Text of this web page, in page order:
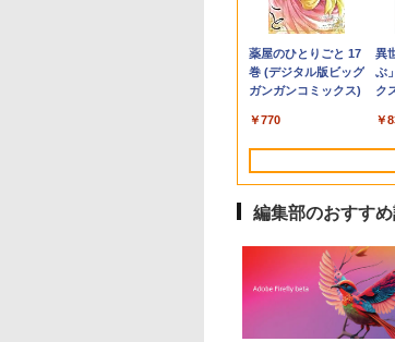
H&B 搭載｜中古 ノー
トパソコン
Windows11 Office付
｜スペック Core i5 第
7世代 メモリ 8GB 大
容量 HDD 500GB テ
ンキー DVDドライブ
ノートパソコン 中古
￥19,800
【
【
通
7世
リ
fi/
中
コ
￥
i5・16GB・SSD256GB
｜DELL OptiPlex 3280
IPSフルHD｜Windows11
SSD 256GB｜DVD±RW｜
5GHz対応｜Bluetooth｜
トップパソコン｜中古PC
￥50,800
ンチ IPS液晶 小型 LED
バックライト モバイル
ディスプレイ ゲーミン
グモニター デュアルデ
ィスプレイ スマホ
Android iPhone iPad
1年保証 日本語説明書
￥8,990
/
ゲ
パ
沢
￥
ミルク M!LK MILK
￥5,180
￥
Anker Soundcore
P40i オフホワイト
￥
BRUCE WAYNE feat.
Flo Milli, ATL Jacob
[Explicit]
￥250 ￥
by Amazon 天然水
ラベルレス 500ml
×24本 富士山の天然
ミネラルウォーター
ペットボトル 静岡県
(Smart Basic)
￥1,380
【
定
2L
￥
薬屋のひとりごと 17
巻 (デジタル版ビッグ
ガンガンコミックス)
￥770
異
ぶ
ク
￥
編集部のおすす